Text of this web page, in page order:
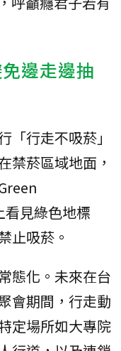
邊走邊抽
「行走不吸菸」
禁菸區域地面，
見綠色地標
止吸菸。
態化。未來在台
會期間，行走動
定場所如大專院